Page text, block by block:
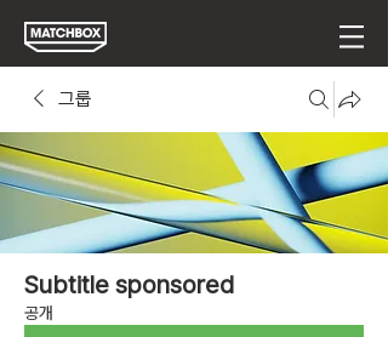
그룹
Subtitle sponsored
공개